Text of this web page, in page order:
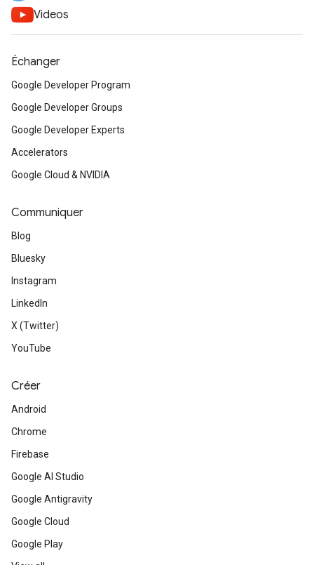
Videos
Échanger
Google Developer Program
Google Developer Groups
Google Developer Experts
Accelerators
Google Cloud & NVIDIA
Communiquer
Blog
Bluesky
Instagram
LinkedIn
X (Twitter)
YouTube
Créer
Android
Chrome
Firebase
Google AI Studio
Google Antigravity
Google Cloud
Google Play